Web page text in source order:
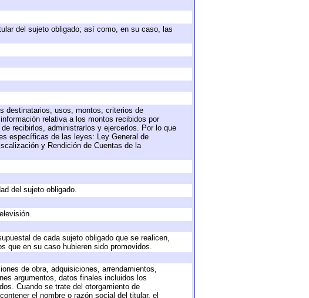
del sujeto obligado; así como, en su caso, las
destinatarios, usos, montos, criterios de
relativa a los montos recibidos por
recibirlos, administrarlos y ejercerlos. Por lo que
específicas de las leyes: Ley General de
y Rendición de Cuentas de la
del sujeto obligado.
de cada sujeto obligado que se realicen,
que en su caso hubieren sido promovidos.
de obra, adquisiciones, arrendamientos,
argumentos, datos finales incluidos los
Cuando se trate del otorgamiento de
el nombre o razón social del titular, el